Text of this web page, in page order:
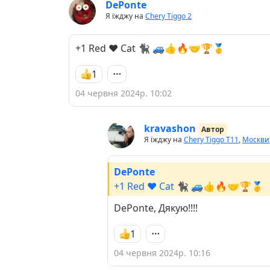
DePonte
Я їжджу на Chery Tiggo 2
+1 Red ♥️ Cat 🐈‍⬛ 🚙👍🔥🤝🏆🥇
1
04 червня 2024р. 10:02
kravashon Автор
Я їжджу на Chery Tiggo Т11,
DePonte
+1 Red ♥️ Cat 🐈‍⬛ 🚙👍🔥🤝🏆🥇
DePonte, Дякую!!!!
1
04 червня 2024р. 10:16